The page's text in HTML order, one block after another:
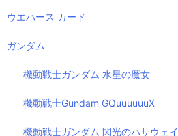
ウエハース カード
ガンダム
機動戦士ガンダム 水星の魔女
機動戦士Gundam GQuuuuuuX
機動戦士ガンダム 閃光のハサウェイ